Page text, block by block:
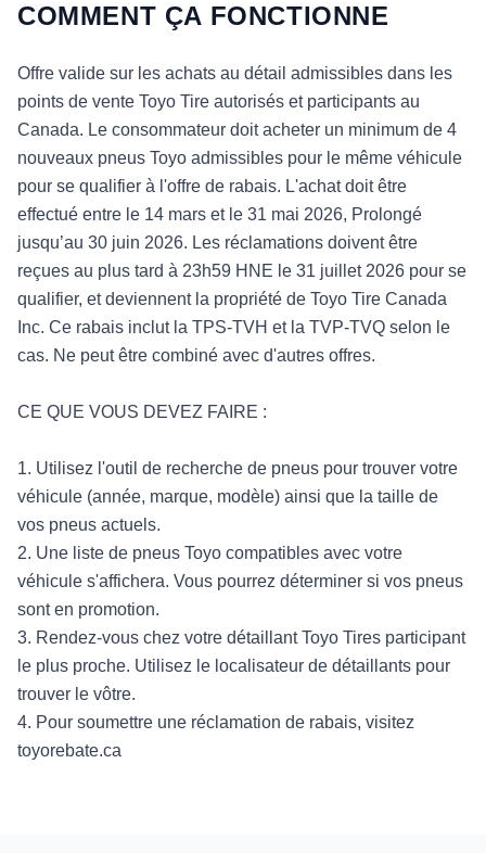
COMMENT ÇA FONCTIONNE
Offre valide sur les achats au détail admissibles dans les
points de vente Toyo Tire autorisés et participants au
Canada. Le consommateur doit acheter un minimum de 4
nouveaux pneus Toyo admissibles pour le même véhicule
pour se qualifier à l'offre de rabais. L'achat doit être
effectué entre le 14 mars et le 31 mai 2026, Prolongé
jusqu’au 30 juin 2026. Les réclamations doivent être
reçues au plus tard à 23h59 HNE le 31 juillet 2026 pour se
qualifier, et deviennent la propriété de Toyo Tire Canada
Inc. Ce rabais inclut la TPS-TVH et la TVP-TVQ selon le
cas. Ne peut être combiné avec d'autres offres.
CE QUE VOUS DEVEZ FAIRE :
1. Utilisez l'outil de recherche de pneus pour trouver votre
véhicule (année, marque, modèle) ainsi que la taille de
vos pneus actuels.
2. Une liste de pneus Toyo compatibles avec votre
véhicule s'affichera. Vous pourrez déterminer si vos pneus
sont en promotion.
3. Rendez-vous chez votre détaillant Toyo Tires participant
le plus proche. Utilisez le localisateur de détaillants pour
trouver le vôtre.
4. Pour soumettre une réclamation de rabais, visitez
toyorebate.ca